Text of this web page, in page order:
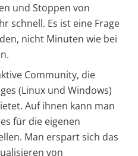
und Stoppen von
schnell. Es ist eine Frage
nicht Minuten wie bei
Community, die
(Linux und Windows)
Auf ihnen kann man
für die eigenen
Man erspart sich das
von